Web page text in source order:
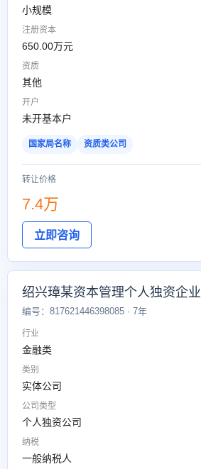
小规模
注册资本
650.00万元
资质
其他
开户
未开基本户
国家局名称 资质类公司
转让价格
7.4万
立即咨询
绍兴璋某资本管理个人独资企业
编号：817621446398085 · 7年
行业
金融类
类别
实体公司
公司类型
个人独资公司
纳税
一般纳税人